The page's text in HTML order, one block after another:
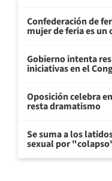
Confederación de
mujer de feria es
Gobierno intenta
iniciativas en el
Oposición celebra
resta dramatismo
Se suma a los
sexual por